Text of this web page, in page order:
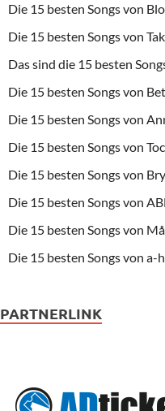
Die 15 besten Songs von
Die 15 besten Songs von
Das sind die 15 besten
Die 15 besten Songs von
Die 15 besten Songs von
Die 15 besten Songs von
Die 15 besten Songs von
Die 15 besten Songs von
Die 15 besten Songs von
Die 15 besten Songs von a-
PARTNERLINK